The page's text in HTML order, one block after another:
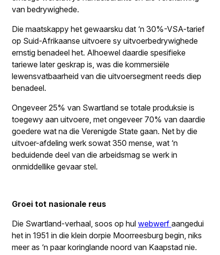
van bedrywighede.
Die maatskappy het gewaarsku dat ‘n 30%-VSA-tarief
op Suid-Afrikaanse uitvoere sy uitvoerbedrywighede
ernstig benadeel het. Alhoewel daardie spesifieke
tariewe later geskrap is, was die kommersiële
lewensvatbaarheid van die uitvoersegment reeds diep
benadeel.
Ongeveer 25% van Swartland se totale produksie is
toegewy aan uitvoere, met ongeveer 70% van daardie
goedere wat na die Verenigde State gaan. Net by die
uitvoer-afdeling werk sowat 350 mense, wat ‘n
beduidende deel van die arbeidsmag se werk in
onmiddellike gevaar stel.
Groei tot nasionale reus
Die Swartland-verhaal, soos op hul webwerf aangedui
het in 1951 in die klein dorpie Moorreesburg begin, niks
meer as ‘n paar koringlande noord van Kaapstad nie.